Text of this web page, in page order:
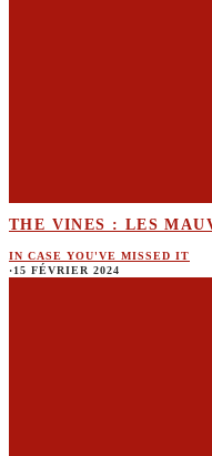
THE VINES : LES
IN CASE YOU'VE MISSED IT
·15 FÉVRIER 2024